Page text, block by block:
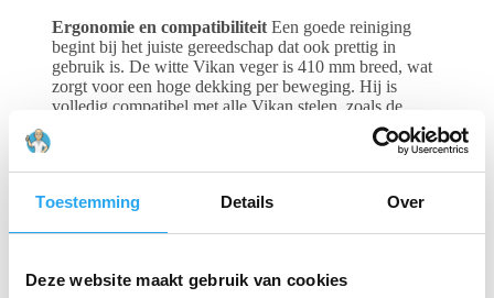
Toestemming Details Over
Deze website maakt gebruik van cookies
Ergonomie en compatibiliteitEen goede reiniging
begint bij het juiste gereedschap dat ook prettig in
gebruik is. De witte Vikan veger is 410 mm breed, wat
zorgt voor een hoge dekking per beweging. Hij is
volledig compatibel met alle Vikan stelen, zoals de
ergonomische 2962 steel. Door de juiste steelcombinatie
te kiezen via 100 Procent Willem, zorgt u voor een